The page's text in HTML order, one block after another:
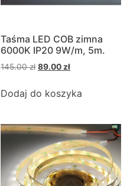
Taśma LED COB zimna
6000K IP20 9W/m, 5m.
145.00zł 89.00 zł
Dodaj do koszyka